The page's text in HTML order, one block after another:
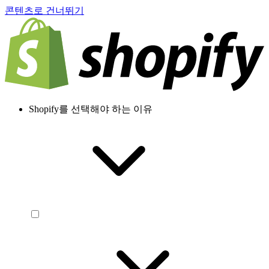
콘텐츠로 건너뛰기
Shopify를 선택해야 하는 이유